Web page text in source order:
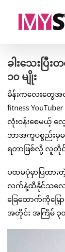
ခါးသေးပြီ
၁၀ မျိုး
မိန်းကလေးတွေအ
fitness
လုံးဝန်းစေမယ့် လ
ဘာအကူပစ္စည်းမှ
ရတာဖြစ်လို့ လူတို
ပထမပုံမှာပြထာ
လက်နဲ့ထိနိုင်သလေ
ခြေထောက်ကိုမြှ
အတိုင်း အကြိမ် ၃